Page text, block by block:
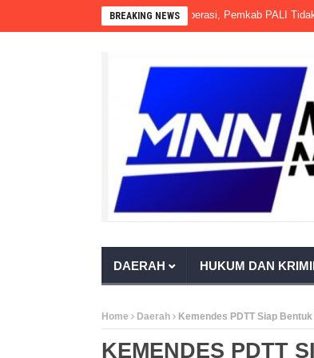
BREAKING NEWS
PKS PT Aburahmi Sudah Beroperasi, Pemkab PALI Tidak Ada
DAERAH HUKUM DAN
Home Daerah Kemendes PDTT Siap
KEMENDES PDTT